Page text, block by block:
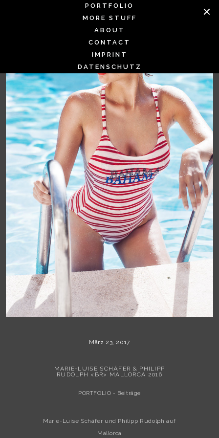
PORTFOLIO
MORE STUFF
ABOUT
CONTACT
IMPRINT
DATENSCHUTZ
März 23, 2017
MARIE-LUISE SCHÄFER & PHILIPP
RUDOLPH <BR> MALLORCA 2016
PORTFOLIO - Beiträge
Marie-Luise Schäfer und Philipp Rudolph auf
Mallorca